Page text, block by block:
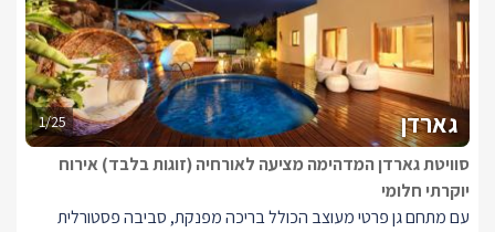
1/25 גארדן
סוויטת גארדן המדהימה מציעה לאורחיה (זוגות בלבד) אירוח
יוקרתי חלומי
עם מתחם גן פרטי מעוצב הכולל בריכה מפנקת, סביבה פסטורלית
שחייה חלומית המחוממת בחורף (חודשים אוקטובר- מאי). סביבה פינות
מנוחה רומנטיות.
* ניתן לעשות מנגל, יש להביא את כל הציוד הנדרש.